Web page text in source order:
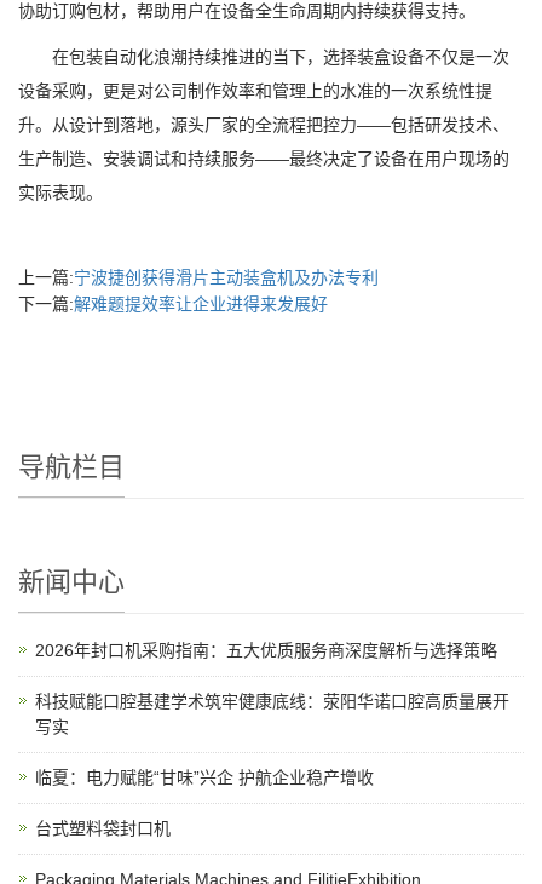
协助订购包材，帮助用户在设备全生命周期内持续获得支持。
在包装自动化浪潮持续推进的当下，选择装盒设备不仅是一次
设备采购，更是对公司制作效率和管理上的水准的一次系统性提
升。从设计到落地，源头厂家的全流程把控力——包括研发技术、
生产制造、安装调试和持续服务——最终决定了设备在用户现场的
实际表现。
上一篇:宁波捷创获得滑片主动装盒机及办法专利
下一篇:解难题提效率让企业进得来发展好
导航栏目
新闻中心
2026年封口机采购指南：五大优质服务商深度解析与选择策略
科技赋能口腔基建学术筑牢健康底线：荥阳华诺口腔高质量展开
写实
临夏：电力赋能“甘味”兴企 护航企业稳产增收
台式塑料袋封口机
Packaging Materials Machines and FilitieExhibition